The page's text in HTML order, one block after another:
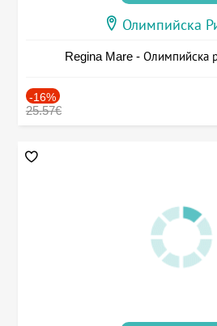
Олимпийска
Regina Mare - Олимпийска
-16%
25.57€